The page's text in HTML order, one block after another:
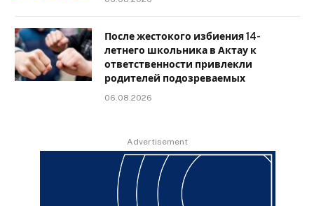
После жестокого избиения 14-
летнего школьника в Актау к
ответственности привлекли
родителей подозреваемых
06.08.2026
Advertisement